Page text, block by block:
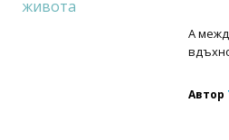
А
Автор